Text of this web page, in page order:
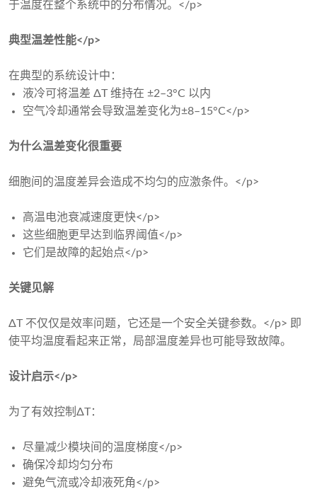
于温度在整个系统中的分布情况。</p>
典型温差性能</p>
在典型的系统设计中：
液冷可将温差 ΔT 维持在 ±2–3°C 以内
空气冷却通常会导致温差变化为±8–15°C</p>
为什么温差变化很重要
细胞间的温度差异会造成不均匀的应激条件。</p>
高温电池衰减速度更快</p>
这些细胞更早达到临界阈值</p>
它们是故障的起始点</p>
关键见解
ΔT 不仅仅是效率问题，它还是一个安全关键参数。</p> 即
使平均温度看起来正常，局部温度差异也可能导致故障。
设计启示</p>
为了有效控制ΔT：
尽量减少模块间的温度梯度</p>
确保冷却均匀分布
避免气流或冷却液死角</p>